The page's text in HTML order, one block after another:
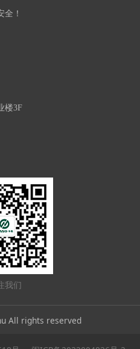
！
楼3F
我们
All rights reserved